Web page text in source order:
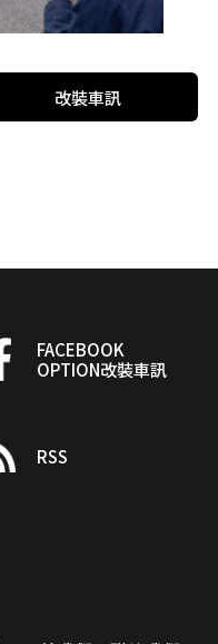
改裝車訊
FACEBOOK
OPTION改裝車訊
RSS